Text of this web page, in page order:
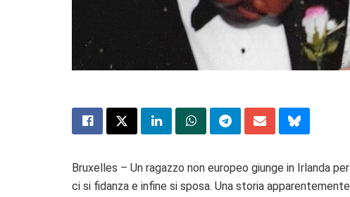
Bruxelles – Un ragazzo non europeo giunge in Irlanda
ci si fidanza e infine si sposa. Una storia